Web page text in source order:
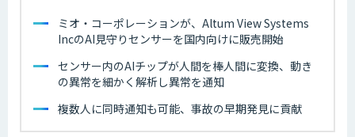
ミオ・コーポレーションが、Altum View Systems
IncのAI見守りセンサーを国内向けに販売開始
センサー内のAIチップが人間を棒人間に変換、動き
の異常を細かく解析し異常を通知
複数人に同時通知も可能、事故の早期発見に貢献